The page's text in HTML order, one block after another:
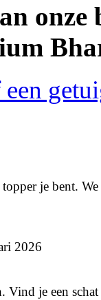
onze
een
je bent.
2026
Vind je een